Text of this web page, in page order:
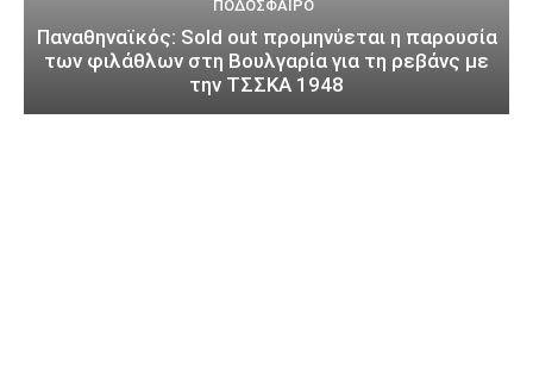
ΠΟΔΌΣΦΑΙΡΟ
Παναθηναϊκός: Sold out προμηνύεται η παρουσία
των φιλάθλων στη Βουλγαρία για τη ρεβάνς με
την ΤΣΣΚΑ 1948